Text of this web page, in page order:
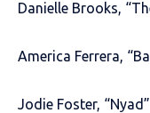
Danielle Brooks,
America Ferrera,
Jodie Foster, “Nyad”